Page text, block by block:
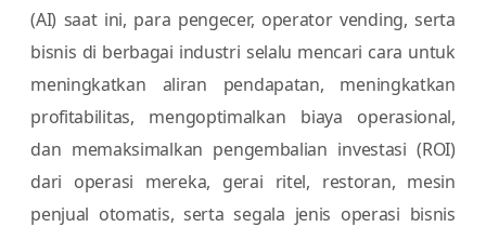
(AI) saat ini, para pengecer, operator vending, serta
bisnis di berbagai industri selalu mencari cara untuk
meningkatkan aliran pendapatan, meningkatkan
profitabilitas, mengoptimalkan biaya operasional,
dan memaksimalkan pengembalian investasi (ROI)
dari operasi mereka, gerai ritel, restoran, mesin
penjual otomatis, serta segala jenis operasi bisnis